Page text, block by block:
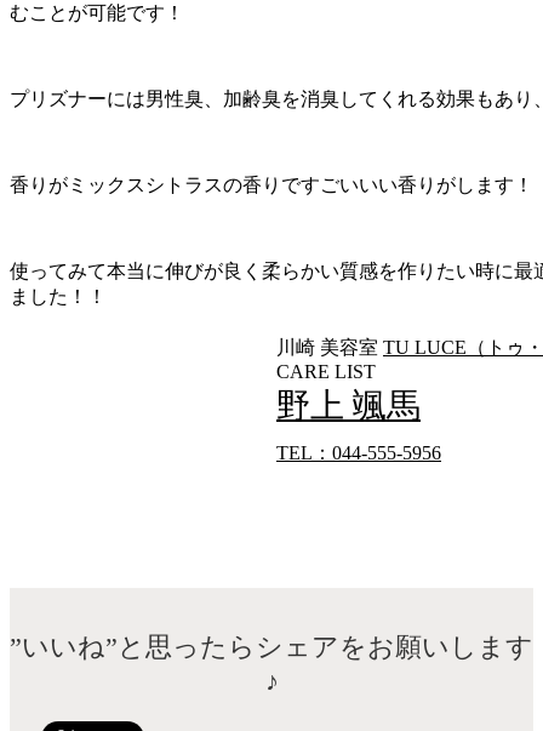
むことが可能です！
プリズナーには男性臭、加齢臭を消臭してくれる効果もあり
香りがミックスシトラスの香りですごいいい香りがします！
使ってみて本当に伸びが良く柔らかい質感を作りたい時に最
ました！！
川崎 美容室 TU LUCE（トゥ
CARE LIST
野上 颯馬
TEL：044-555-5956
”いいね”と思ったらシェアをお願いします
♪